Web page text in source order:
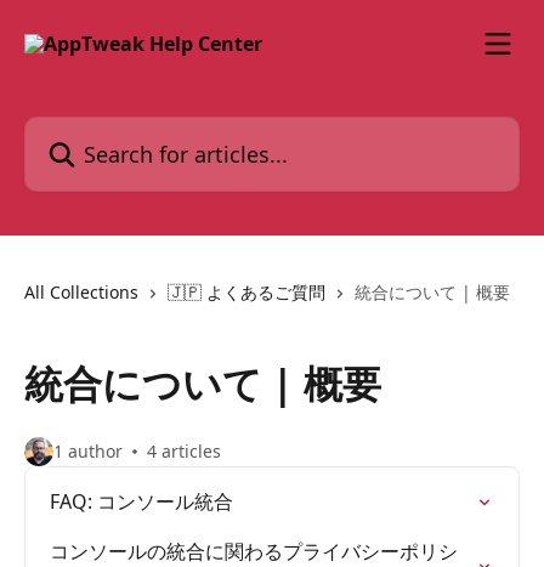
Search for articles...
All Collections 🇯🇵 よくあるご質問 統合について | 概要
統合について | 概要
1 author 4 articles
FAQ: コンソール統合
コンソールの統合に関わるプライバシーポリシ